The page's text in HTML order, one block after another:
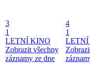
3
1
LETNÍ KINO
Zobrazit všechny
záznamy ze dne
4
1
LETNÍ